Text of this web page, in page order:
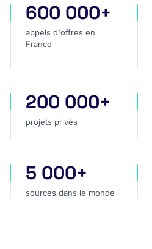
appels d'offres en France
600 000+
appels d'offres en
France
projets privés
200 000+
projets privés
sources dans le monde
5 000+
sources dans le monde